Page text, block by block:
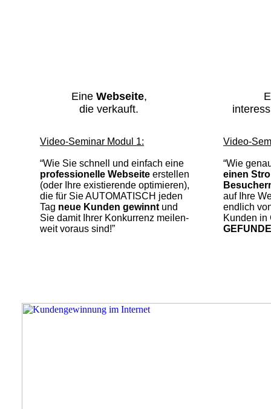
Eine Webseite,
die verkauft.
Video-Seminar Modul 1:
“Wie Sie schnell und einfach eine
professionelle Webseite erstellen
(oder Ihre existierende optimieren),
die für Sie AUTOMATISCH jeden
Tag neue Kunden gewinnt und
Sie damit Ihrer Konkurrenz meilen-
weit voraus sind!”
Video-
“Wie
einen
auf Ihre
endlich
Kunden in